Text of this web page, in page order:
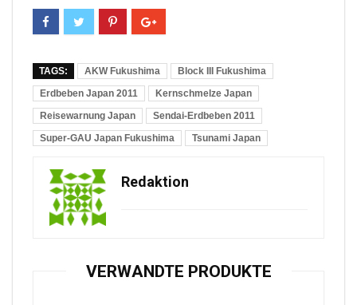
TAGS: AKW Fukushima
Block III Fukushima
Erdbeben Japan 2011
Kernschmelze Japan
Reisewarnung Japan
Sendai-Erdbeben 2011
Super-GAU Japan Fukushima
Tsunami Japan
Redaktion
VERWANDTE PRODUKTE